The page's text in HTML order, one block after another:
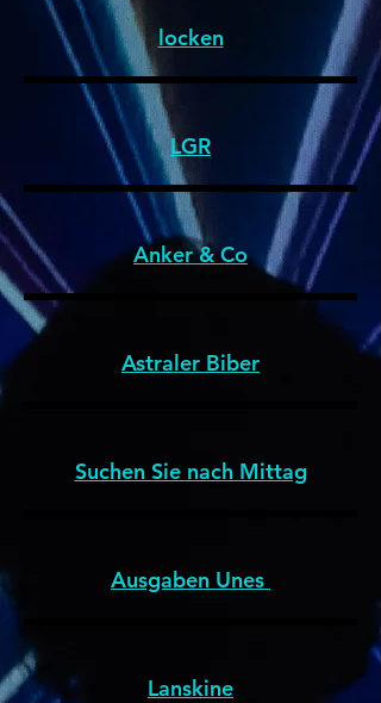
locken
LGR
Anker & Co
Astraler Biber
Suchen Sie nach Mittag
Ausgaben Unes
Lanskine